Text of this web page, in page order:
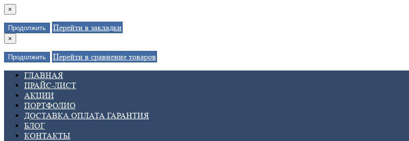
×
Продолжить Перейти в закладки
×
Продолжить
Перейти в сравнение товаров
ГЛАВНАЯ
ПРАЙС-ЛИСТ
АКЦИИ
ПОРТФОЛИО
ДОСТАВКА ОПЛАТА ГАРАНТИЯ
БЛОГ
КОНТАКТЫ